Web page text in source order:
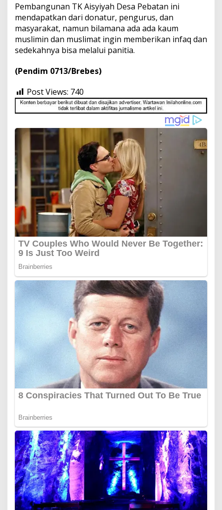
Pembangunan TK Aisyiyah Desa Pebatan ini
mendapatkan dari donatur, pengurus, dan
masyarakat, namun bilamana ada ada kaum
muslimin dan muslimat ingin memberikan infaq dan
sedekahnya bisa melalui panitia.
(Pendim 0713/Brebes)
Post Views: 740